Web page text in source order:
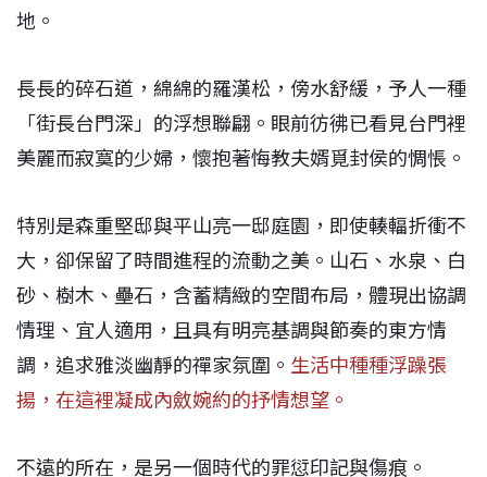
地。
長長的碎石道，綿綿的羅漢松，傍水舒緩，予人一種
「街長台門深」的浮想聯翩。眼前彷彿已看見台門裡
美麗而寂寞的少婦，懷抱著悔教夫婿覓封侯的惆悵。
特別是森重堅邸與平山亮一邸庭園，即使輳輻折衝不
大，卻保留了時間進程的流動之美。山石、水泉、白
砂、樹木、壘石，含蓄精緻的空間布局，體現出協調
情理、宜人適用，且具有明亮基調與節奏的東方情
調，追求雅淡幽靜的禪家氛圍。 生活中種種浮躁張
揚，在這裡凝成內斂婉約的抒情想望。
不遠的所在，是另一個時代的罪愆印記與傷痕。